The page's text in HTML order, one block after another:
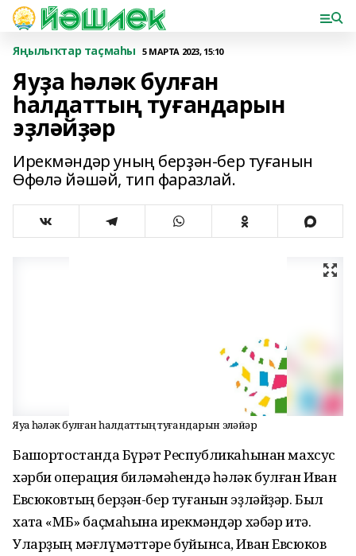
Яңылыҡтар таҫмаһы 5 МАРТА 2023, 15:10
Яуҙа һәләк булған
һалдаттың туғандарын
эҙләйҙәр
Ирекмәндәр уның берҙән-бер туғанын
Өфөлә йәшәй, тип фаразлай.
Яуҙа һәләк булған һалдаттың туғандарын эҙләйҙәр
Башҡортостанда Бүрәт Республикаһынан махсус
хәрби операция биләмәһендә һәләк булған Иван
Евсюковтың берҙән-бер туғанын эҙләйҙәр. Был
хаҡта «МБ» баҫмаһына ирекмәндәр хәбәр итә.
Уларҙың мәғлүмәттәре буйынса, Иван Евсюков